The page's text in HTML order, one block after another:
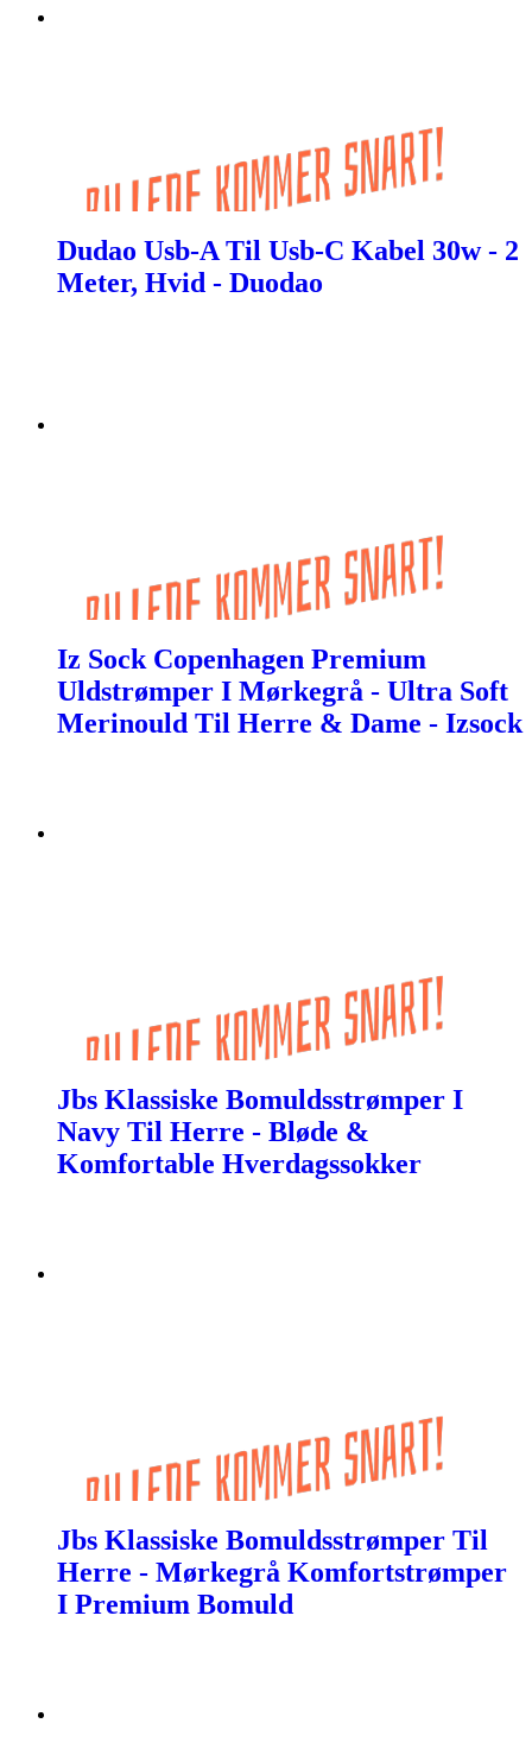
Dudao Usb-A Til Usb-C Kabel 30w - 2
Meter, Hvid - Duodao
Iz Sock Copenhagen Premium
Uldstrømper I Mørkegrå - Ultra Soft
Merinould Til Herre & Dame - Izsock
Jbs Klassiske Bomuldsstrømper I
Navy Til Herre - Bløde &
Komfortable Hverdagssokker
Jbs Klassiske Bomuldsstrømper Til
Herre - Mørkegrå Komfortstrømper
I Premium Bomuld